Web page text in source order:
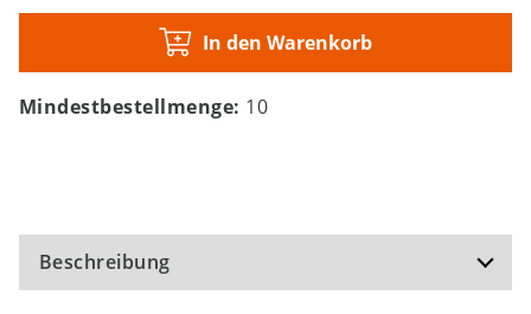
In den Warenkorb
Mindestbestellmenge: 10
Beschreibung